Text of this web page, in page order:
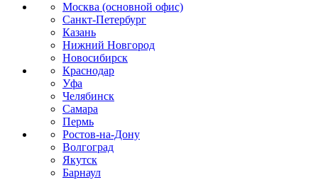
Москва (основной офис)
Санкт-Петербург
Казань
Нижний Новгород
Новосибирск
Краснодар
Уфа
Челябинск
Самара
Пермь
Ростов-на-Дону
Волгоград
Якутск
Барнаул